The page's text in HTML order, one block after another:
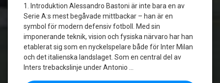
1. Introduktion Alessandro Bastoni är inte bara en av
Serie A:s mest begåvade mittbackar – han är en
symbol för modern defensiv fotboll. Med sin
imponerande teknik, vision och fysiska närvaro har han
etablerat sig som en nyckelspelare både för Inter Milan
och det italienska landslaget. Som en central del av
Inters trebackslinje under Antonio …